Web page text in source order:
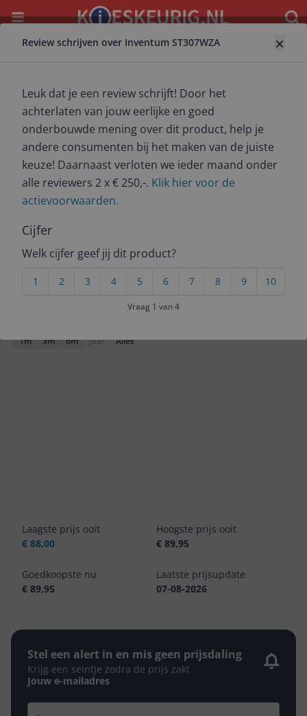
Menu
Terug naar sledestofzuiger
Inventum ST307WZA
Review schrijven over Inventum ST307WZA
Leuk dat je een review schrijft! Door het
achterlaten van jouw eerlijke en goed
onderbouwde mening over dit product, help je
andere consumenten bij het maken van de juiste
keuze! Daarnaast verloten we ieder maand onder
alle reviewers 2 x € 250,-. Klik hier voor de
actievoorwaarden.
Cijfer
Welk cijfer geef jij dit product?
10
9
8
7
6
5
4
3
2
1
Vraag 1 van 4
Alle 1 prijzen en aanbieders
Meest populaire keuze – Scherpste prijs!
Nu met 5 jaar garantie via Inventum!
Bekijk product
Bekijk product
1m 3m 6m Jaar Alles
Laagste prijs ooit
€ 88,00
Hoogste prijs ooit
€ 89,95
Goedkoopste nu
€ 89,95
Laatste prijsupdate
07-08-2026
Stel een alert in en mis geen prijsdaling
Krijg een seintje zodra de prijs zakt
Jouw e-mailadres